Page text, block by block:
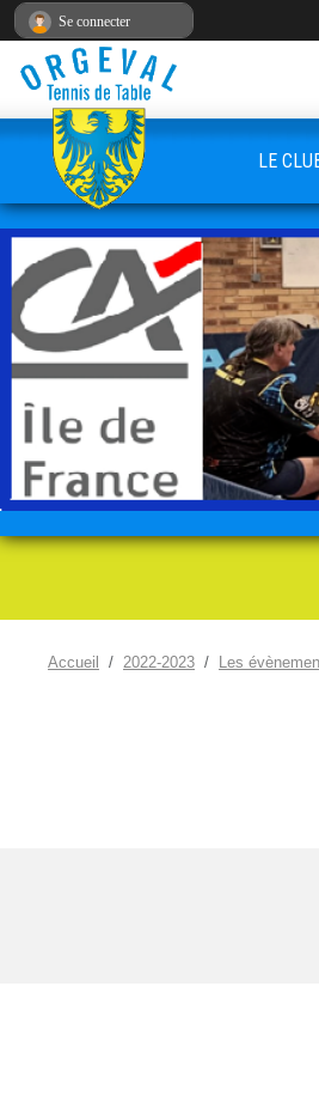
Accueil 2022-2023 Les
LE
Se connecter
Panneau de gestion des cookies